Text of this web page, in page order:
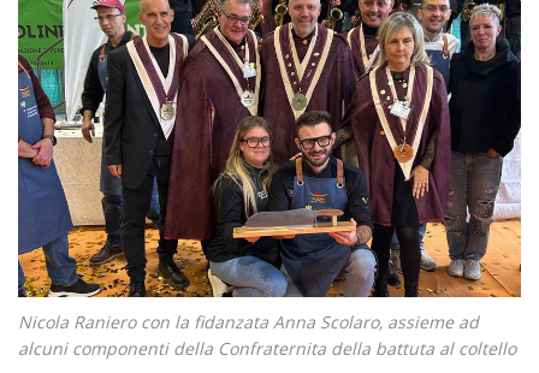
Nicola Raniero con la fidanzata Anna Scolaro, assieme ad
alcuni componenti della Confraternita della battuta al coltello